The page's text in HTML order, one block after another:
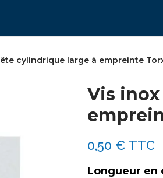
cylindrique large à empreinte
Vis
0,50 € TTC
Longueur en